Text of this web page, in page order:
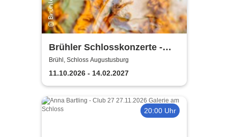
Brühler Schlosskonzerte -
Bach um vier 2026/27
Brühl, Schloss Augustusburg
11.10.2026 - 14.02.2027
20:00 Uhr